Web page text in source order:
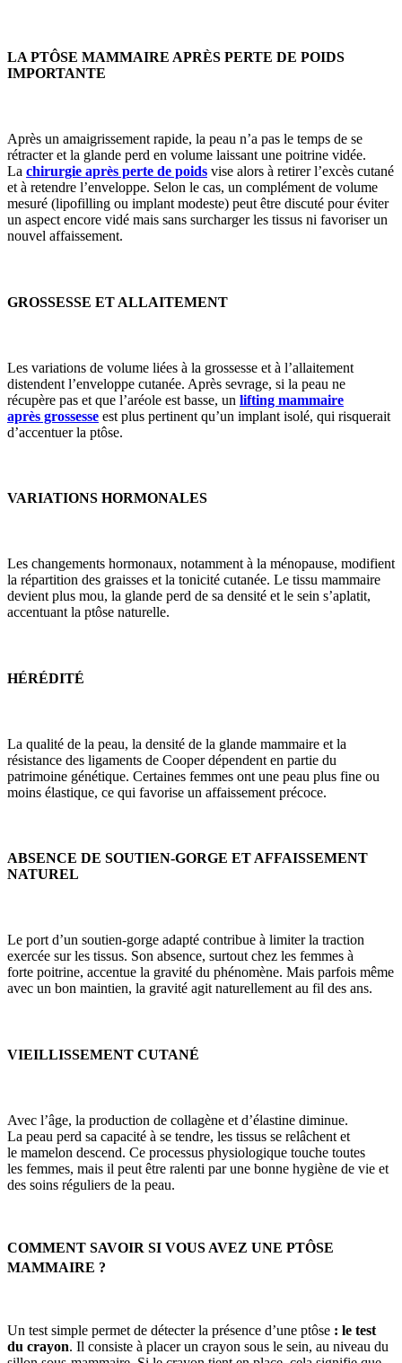
LA PTÔSE MAMMAIRE APRÈS PERTE DE POIDS
IMPORTANTE
Après un amaigrissement rapide, la peau n’a pas le temps de se
rétracter et la glande perd en volume laissant une poitrine vidée.
La chirurgie après perte de poids vise alors à retirer l’excès cutané
et à retendre l’enveloppe. Selon le cas, un complément de volume
mesuré (lipofilling ou implant modeste) peut être discuté pour éviter
un aspect encore vidé mais sans surcharger les tissus ni favoriser un
nouvel affaissement.
GROSSESSE ET ALLAITEMENT
Les variations de volume liées à la grossesse et à l’allaitement
distendent l’enveloppe cutanée. Après sevrage, si la peau ne
récupère pas et que l’aréole est basse, un lifting mammaire
après grossesse est plus pertinent qu’un implant isolé, qui risquerait
d’accentuer la ptôse.
VARIATIONS HORMONALES
Les changements hormonaux, notamment à la ménopause, modifient
la répartition des graisses et la tonicité cutanée. Le tissu mammaire
devient plus mou, la glande perd de sa densité et le sein s’aplatit,
accentuant la ptôse naturelle.
HÉRÉDITÉ
La qualité de la peau, la densité de la glande mammaire et la
résistance des ligaments de Cooper dépendent en partie du
patrimoine génétique. Certaines femmes ont une peau plus fine ou
moins élastique, ce qui favorise un affaissement précoce.
ABSENCE DE SOUTIEN-GORGE ET AFFAISSEMENT
NATUREL
Le port d’un soutien-gorge adapté contribue à limiter la traction
exercée sur les tissus. Son absence, surtout chez les femmes à
forte poitrine, accentue la gravité du phénomène. Mais parfois même
avec un bon maintien, la gravité agit naturellement au fil des ans.
VIEILLISSEMENT CUTANÉ
Avec l’âge, la production de collagène et d’élastine diminue.
La peau perd sa capacité à se tendre, les tissus se relâchent et
le mamelon descend. Ce processus physiologique touche toutes
les femmes, mais il peut être ralenti par une bonne hygiène de vie et
des soins réguliers de la peau.
COMMENT SAVOIR SI VOUS AVEZ UNE PTÔSE
MAMMAIRE ?
Un test simple permet de détecter la présence d’une ptôse : le test
du crayon. Il consiste à placer un crayon sous le sein, au niveau du